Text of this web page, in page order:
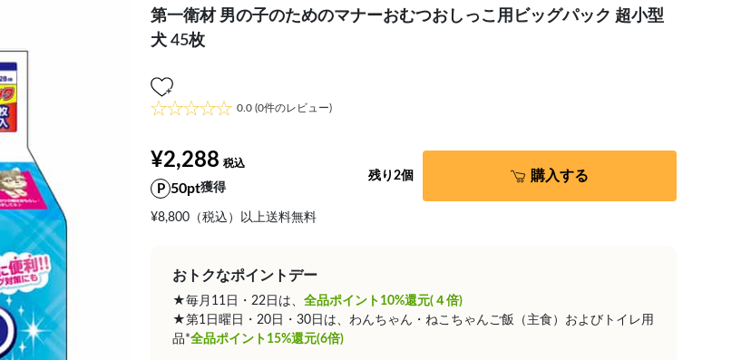
第一衛材 男の子のためのマナーおむつおしっこ用ビッグパック 超小型
犬 45枚
0.0 (0件のレビュー)
¥2,288
50pt獲得
¥8,800（税込）以上送料無料
残り2個 購入する
おトクなポイントデー
★毎月11日・22日は、 全品ポイント10%還元(４倍)
★第1日曜日・20日・30日は、わんちゃん・ねこちゃんご飯（主食）およびトイレ用
品*全品ポイント15%還元(6倍)